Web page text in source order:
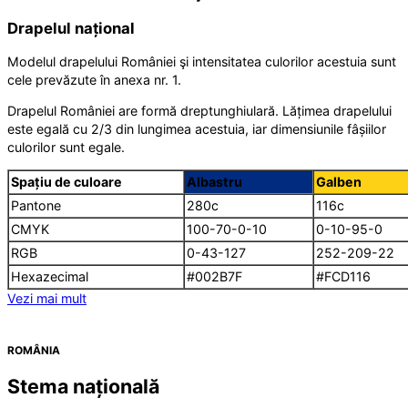
Drapelul național
Modelul drapelului României şi intensitatea culorilor acestuia sunt
cele prevăzute în anexa nr. 1.
Drapelul României are formă dreptunghiulară. Lățimea drapelului
este egală cu 2/3 din lungimea acestuia, iar dimensiunile fâșiilor
culorilor sunt egale.
Spațiu de culoare Albastru
Galben
Pantone
280c
116c
CMYK
100-70-0-10
0-10-95-0
RGB
0-43-127
252-209-22
Hexazecimal
#002B7F
#FCD116
Vezi mai mult
ROMÂNIA
Stema națională